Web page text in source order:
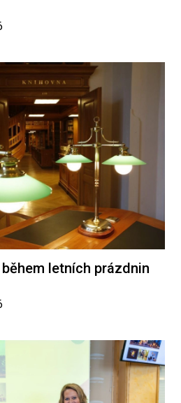
letních prázdnin